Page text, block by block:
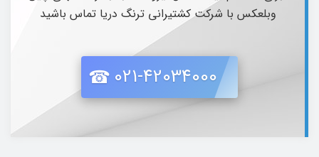
وبلعکس با شرکت کشتیرانی ترنگ دریا تماس باشید
021-42034000